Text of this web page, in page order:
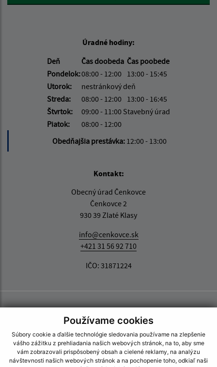
Používame cookies
Súbory cookie a ďalšie technológie sledovania používame na zlepšenie
vášho zážitku z prehliadania našich webových stránok, na to, aby sme
vám zobrazovali prispôsobený obsah a cielené reklamy, na analýzu
návštevnosti našich webových stránok a na pochopenie toho, odkiaľ naši
Úradné hodiny:
Deň
Čas doobeda Čas poobede
Pondelok:08:00 - 12:00 13:00 - 15:45
Utorok:
nestránkový deň
Streda:
08:00 - 12:00 13:00 - 16:45
Štvrtok:
09:00 - 11:00 Stavebný úrad
Piatok:
08:00 - 12:00
Obedňajšia prestávka: 12:00 - 13:00
Kontakt:
Obecný úrad Čenkovce
Čenkovce 2
930 39 Zlaté Klasy
info@cenkovce.sk
+421 31 56 92 710
IČO: 31871224